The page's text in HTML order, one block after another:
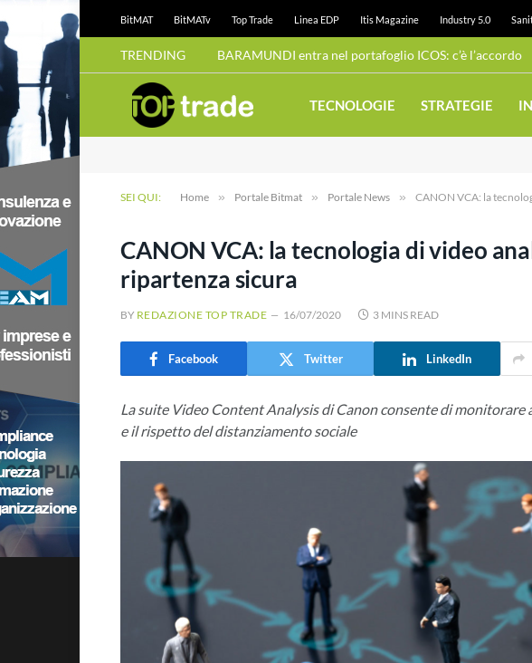
BitMAT BitMATv Top Trade Linea EDP Itis Magazine Industry 5.0
TRENDING BARAMUNDI entra nel portafoglio ICOS: c’è l’accordo
TECNOLOGIE STRATEGIE
SEI QUI: Home » Portale Bitmat » Portale News » CANON VCA: la
CANON VCA: la tecnologia di video
ripartenza sicura
BY REDAZIONE TOP TRADE 16/07/2020 3 MINS READ
Facebook Twitter LinkedIn
La suite Video Content Analysis di Canon consente di
e il rispetto del distanziamento sociale